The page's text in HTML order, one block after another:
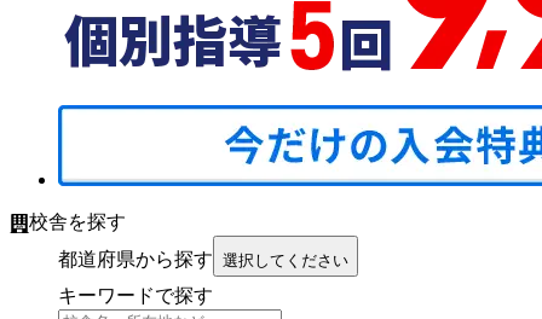
校舎を探す
都道府県から探す 選択してください
キーワードで探す